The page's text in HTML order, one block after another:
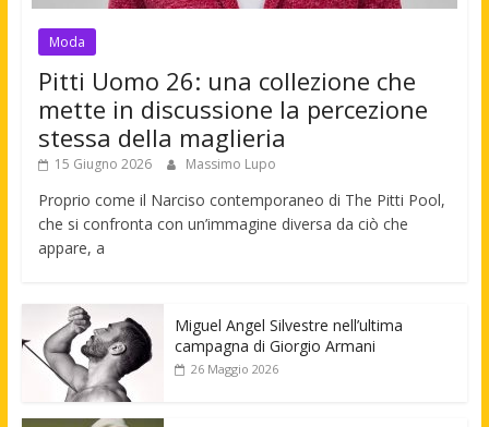
Moda
Pitti Uomo 26: una collezione che
mette in discussione la percezione
stessa della maglieria
15 Giugno 2026 Massimo Lupo
Proprio come il Narciso contemporaneo di The Pitti Pool,
che si confronta con un’immagine diversa da ciò che
appare, a
Miguel Angel Silvestre nell’ultima
campagna di Giorgio Armani
26 Maggio 2026